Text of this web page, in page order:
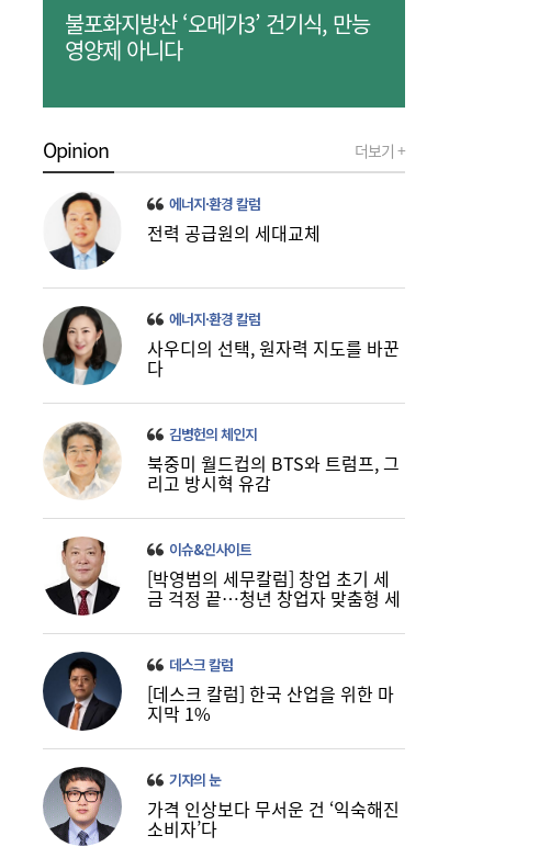
19:24
금호석화, 2분기 영업익 5배 급증…3분기 수
익성은 ‘글쎄’
19:20
‘적자 전환’
불포화지방산 ‘오메가3’ 건기식, 만능
영양제 아니다
Opinion 더보기 +
에너지·환경 칼럼
전력 공급원의 세대교체
에너지·환경 칼럼
사우디의 선택, 원자력 지도를 바꾼
다
김병헌의 체인지
북중미 월드컵의 BTS와 트럼프, 그
리고 방시혁 유감
이슈&인사이트
[박영범의 세무칼럼] 창업 초기 세
금 걱정 끝…청년 창업자 맞춤형 세
데스크 칼럼
[데스크 칼럼] 한국 산업을 위한 마
지막 1%
기자의 눈
가격 인상보다 무서운 건 ‘익숙해진
소비자’다